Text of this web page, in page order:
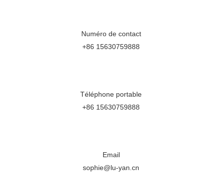
Numéro de contact
+86 15630759888
Téléphone portable
+86 15630759888
Email
sophie@lu-yan.cn